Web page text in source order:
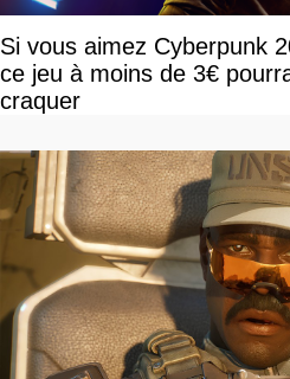
Si vous aimez Cyberpunk
ce jeu à moins de 3€
craquer